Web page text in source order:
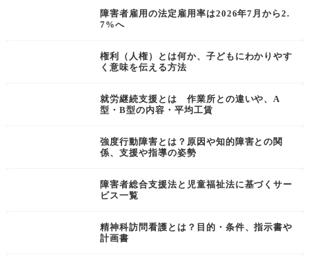
障害者雇用の法定雇用率は2026年7月から2.
7%へ
権利（人権）とは何か、子どもにわかりやす
く意味を伝える方法
就労継続支援とは 作業所との違いや、A
型・B型の内容・平均工賃
強度行動障害とは？原因や知的障害との関
係、支援や指導の姿勢
障害者総合支援法と児童福祉法に基づくサー
ビス一覧
精神科訪問看護とは？目的・条件、指示書や
計画書